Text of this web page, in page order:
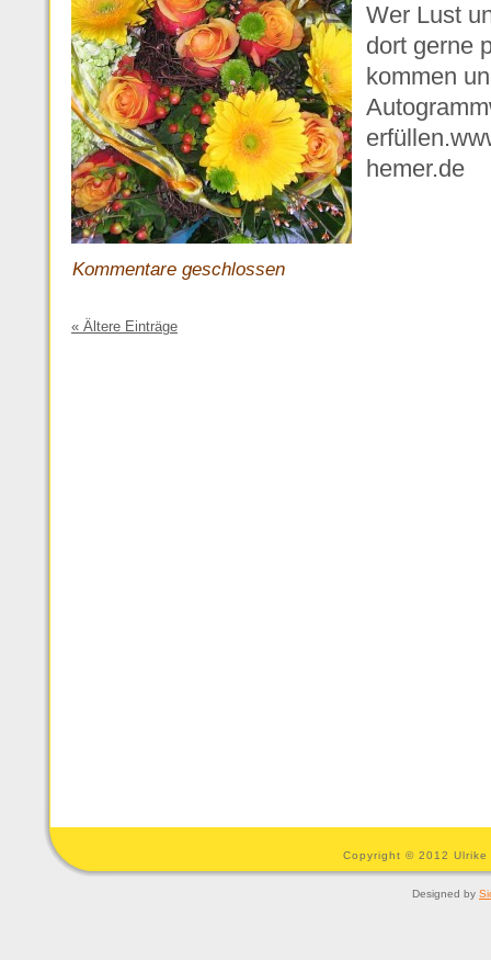
Wer Lust
dort gerne
kommen
hemer.de
Kommentare geschlossen
« Ältere Einträge
Copyright © 2012
Designed by